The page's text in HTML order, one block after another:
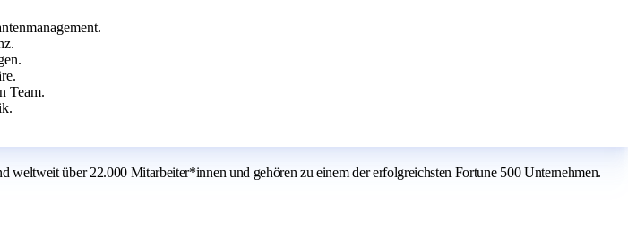
Team.
über 22.000 Mitarbeiter*innen und gehören zu einem der erfolgreichsten Fortune 500 Unternehmen.